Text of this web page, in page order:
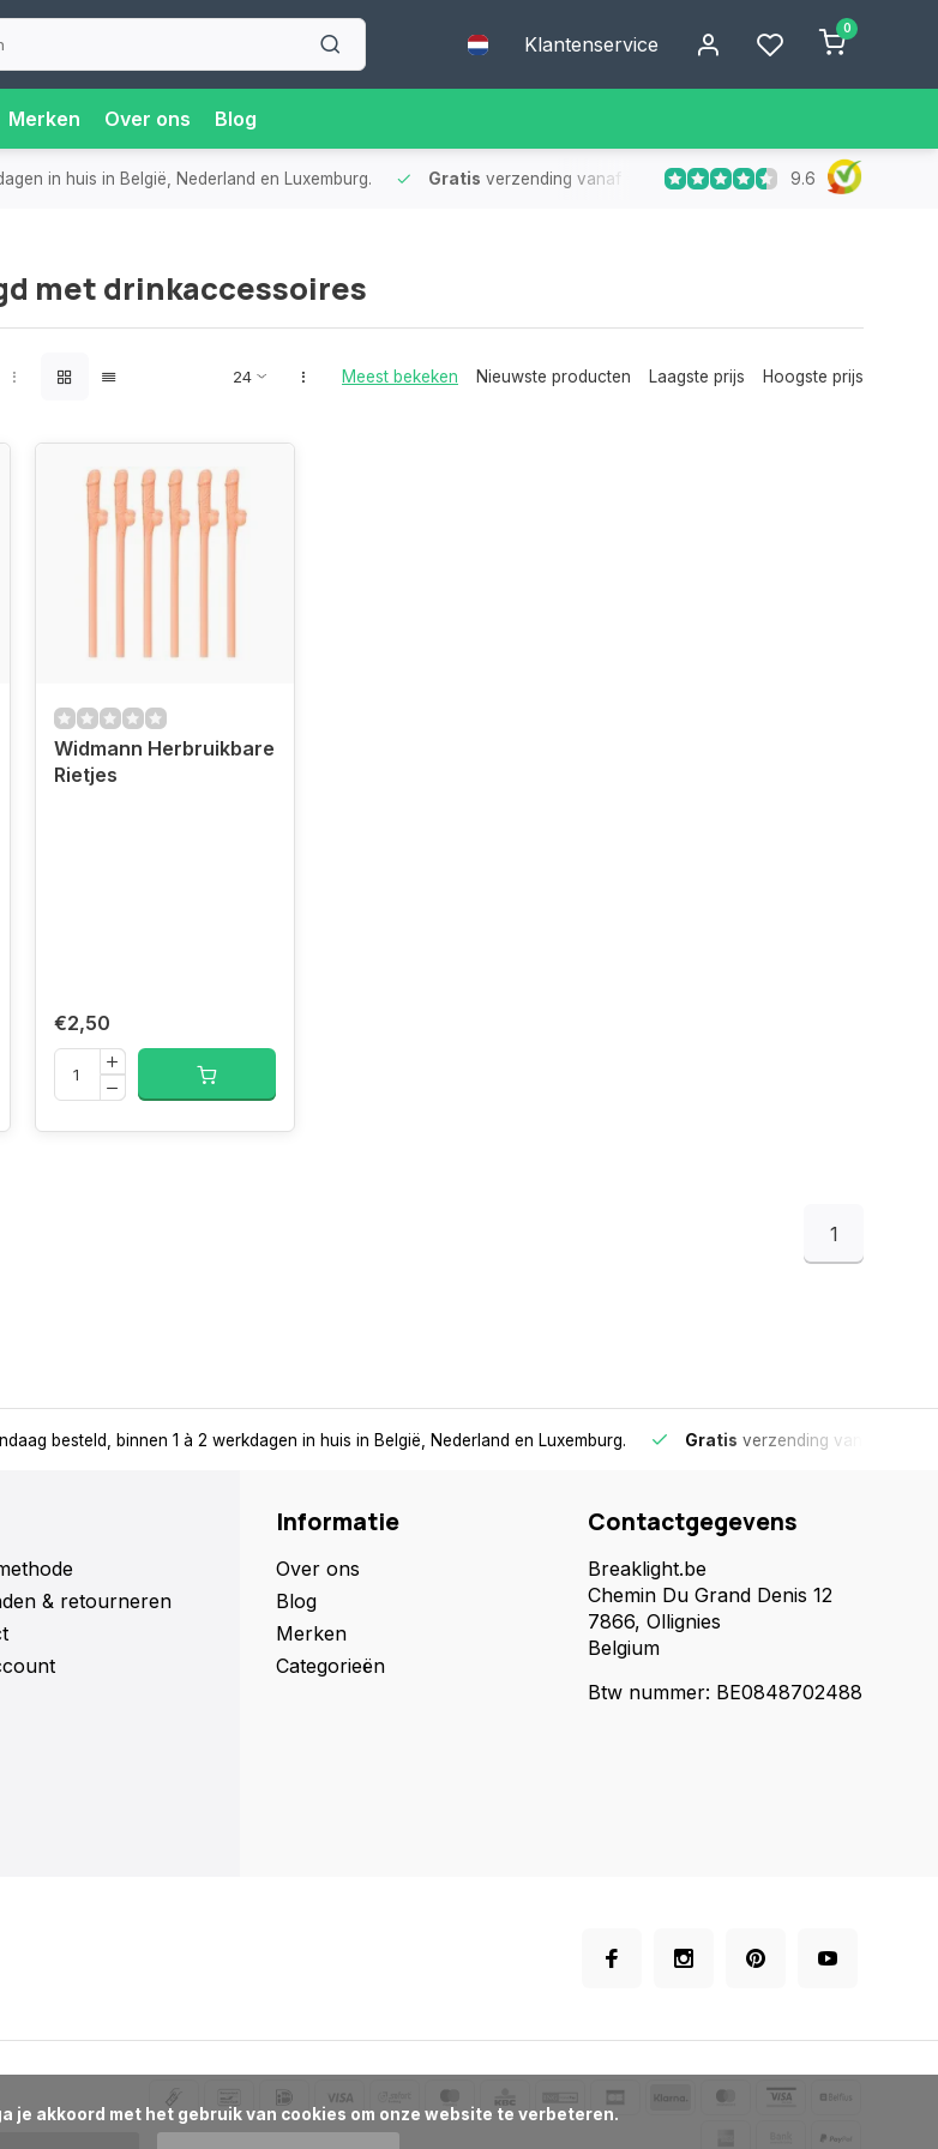
Klantenservice
0
Merken Over ons Blog
in huis in België, Nederland en Luxemburg. Gratis verzending vanaf €75 - Geen verzendkosten bij
9.6
met drinkaccessoires
Meest bekeken Nieuwste producten Laagste prijs Hoogste prijs
Widmann Herbruikbare
Rietjes
€2,50
1
besteld, binnen 1 à 2 werkdagen in huis in België, Nederland en Luxemburg. Gratis verzending vanaf €75
& retourneren
Informatie
Over ons
Blog
Merken
Categorieën
Contactgegevens
Breaklight.be
Chemin Du Grand Denis 12
7866, Ollignies
Belgium
Btw nummer: BE0848702488